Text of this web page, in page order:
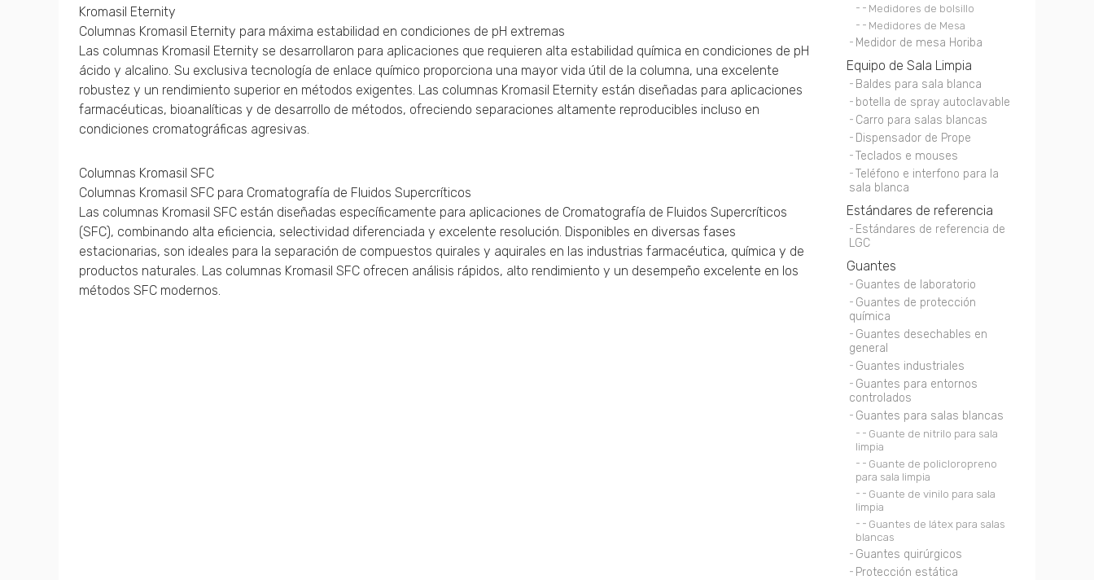
Kromasil Eternity
Columnas Kromasil Eternity para máxima estabilidad en condiciones de pH extremas
Las columnas Kromasil Eternity se desarrollaron para aplicaciones que requieren alta estabilidad química en condiciones de pH
ácido y alcalino. Su exclusiva tecnología de enlace químico proporciona una mayor vida útil de la columna, una excelente
robustez y un rendimiento superior en métodos exigentes. Las columnas Kromasil Eternity están diseñadas para aplicaciones
farmacéuticas, bioanalíticas y de desarrollo de métodos, ofreciendo separaciones altamente reproducibles incluso en
condiciones cromatográficas agresivas.
Columnas Kromasil SFC
Columnas Kromasil SFC para Cromatografía de Fluidos Supercríticos
Las columnas Kromasil SFC están diseñadas específicamente para aplicaciones de Cromatografía de Fluidos Supercríticos
(SFC), combinando alta eficiencia, selectividad diferenciada y excelente resolución. Disponibles en diversas fases
estacionarias, son ideales para la separación de compuestos quirales y aquirales en las industrias farmacéutica, química y de
productos naturales. Las columnas Kromasil SFC ofrecen análisis rápidos, alto rendimiento y un desempeño excelente en los
métodos SFC modernos.
Medidores de bolsillo
Medidores de Mesa
Medidor de mesa Horiba
Equipo de Sala Limpia
Baldes para sala blanca
botella de spray autoclavable
Carro para salas blancas
Dispensador de Prope
Teclados e mouses
Teléfono e interfono para la
sala blanca
Estándares de referencia
Estándares de referencia de
LGC
Guantes
Guantes de laboratorio
Guantes de protección
química
Guantes desechables en
general
Guantes industriales
Guantes para entornos
controlados
Guantes para salas blancas
Guante de nitrilo para sala
limpia
Guante de policloropreno
para sala limpia
Guante de vinilo para sala
limpia
Guantes de látex para salas
blancas
Guantes quirúrgicos
Protección estática